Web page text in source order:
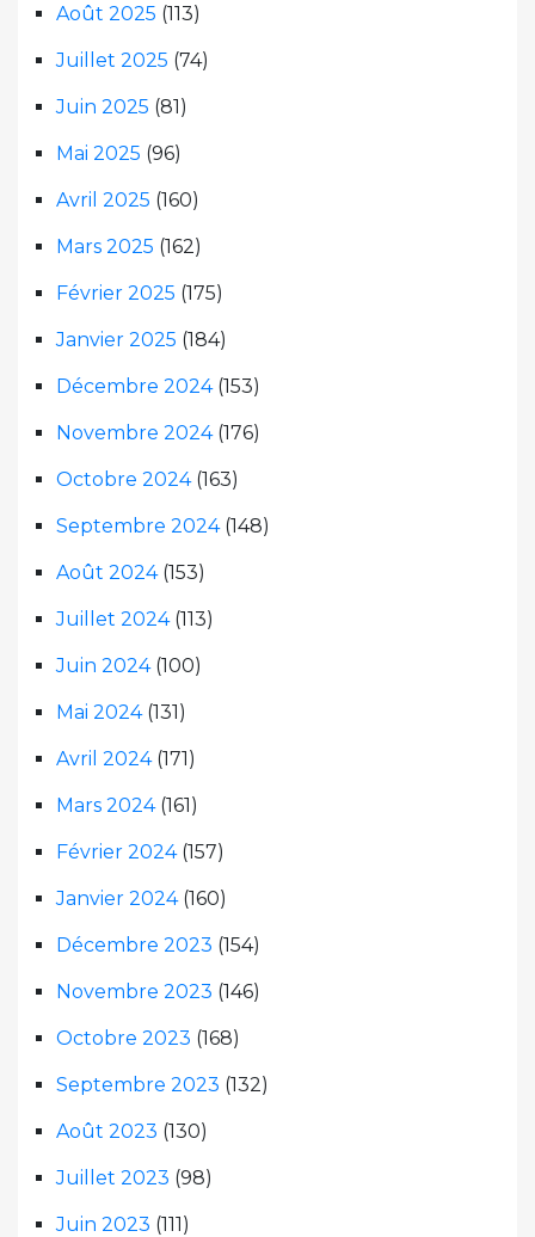
Août 2025 (113)
Juillet 2025 (74)
Juin 2025 (81)
Mai 2025 (96)
Avril 2025 (160)
Mars 2025 (162)
Février 2025 (175)
Janvier 2025 (184)
Décembre 2024(153)
Novembre 2024(176)
Octobre 2024(163)
Septembre 2024(148)
Août 2024(153)
Juillet 2024(113)
Juin 2024(100)
Mai 2024(131)
Avril 2024(171)
Mars 2024(161)
Février 2024(157)
Janvier 2024(160)
Décembre 2023 (154)
Novembre 2023 (146)
Octobre 2023 (168)
Septembre 2023 (132)
Août 2023 (130)
Juillet 2023 (98)
Juin 2023 (111)